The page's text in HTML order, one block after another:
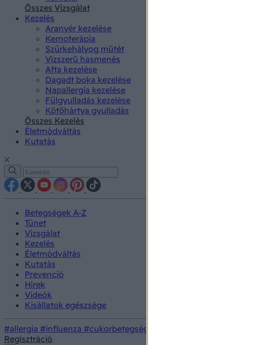
Összes Vizsgálat
Kezelés
Aranyér kezelése
Kemoterápia
Szürkehályog műtét
Vízszerű hasmenés
Afta kezelése
Dagadt boka kezelése
Napallergia kezelése
Fülgyulladás kezelése
Kötőhártya gyulladás
Összes Kezelés
Életmódváltás
Kutatás
Betegségek A-Z
Tünet
Vizsgálat
Kezelés
Életmódváltás
Kutatás
Prevenció
Hírek
Videók
Kisállatok egészsége
#allergia #influenza #cukorbetegség
Regisztráció